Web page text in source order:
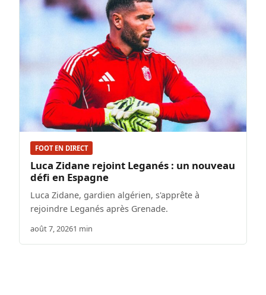
FOOT EN DIRECT
Luca Zidane rejoint Leganés : un nouveau
défi en Espagne
Luca Zidane, gardien algérien, s'apprête à
rejoindre Leganés après Grenade.
août 7, 20261 min